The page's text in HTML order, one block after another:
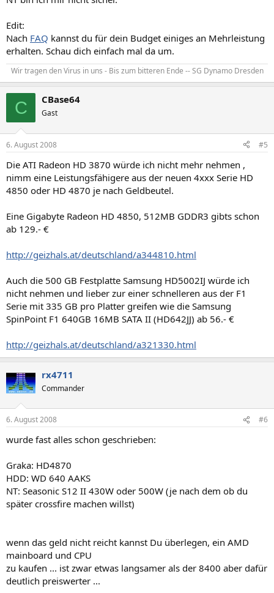
Edit:
Nach FAQ kannst du für dein Budget einiges an Mehrleistung
erhalten. Schau dich einfach mal da um.
Wir tragen den Virus in uns - Bis zum bitteren Ende -- SG Dynamo Dresden​
C CBase64
Gast
6. August 2008 #5
Die ATI Radeon HD 3870 würde ich nicht mehr nehmen ,
nimm eine Leistungsfähigere aus der neuen 4xxx Serie HD
4850 oder HD 4870 je nach Geldbeutel.
Eine Gigabyte Radeon HD 4850, 512MB GDDR3 gibts schon
ab 129.- €
http://geizhals.at/deutschland/a344810.html
Auch die 500 GB Festplatte Samsung HD5002IJ würde ich
nicht nehmen und lieber zur einer schnelleren aus der F1
Serie mit 335 GB pro Platter greifen wie die Samsung
SpinPoint F1 640GB 16MB SATA II (HD642JJ) ab 56.- €
http://geizhals.at/deutschland/a321330.html
rx4711
Commander
6. August 2008 #6
wurde fast alles schon geschrieben:
Graka: HD4870
HDD: WD 640 AAKS
NT: Seasonic S12 II 430W oder 500W (je nach dem ob du
später crossfire machen willst)
wenn das geld nicht reicht kannst Du überlegen, ein AMD
mainboard und CPU
zu kaufen ... ist zwar etwas langsamer als der 8400 aber dafür
deutlich preiswerter ...